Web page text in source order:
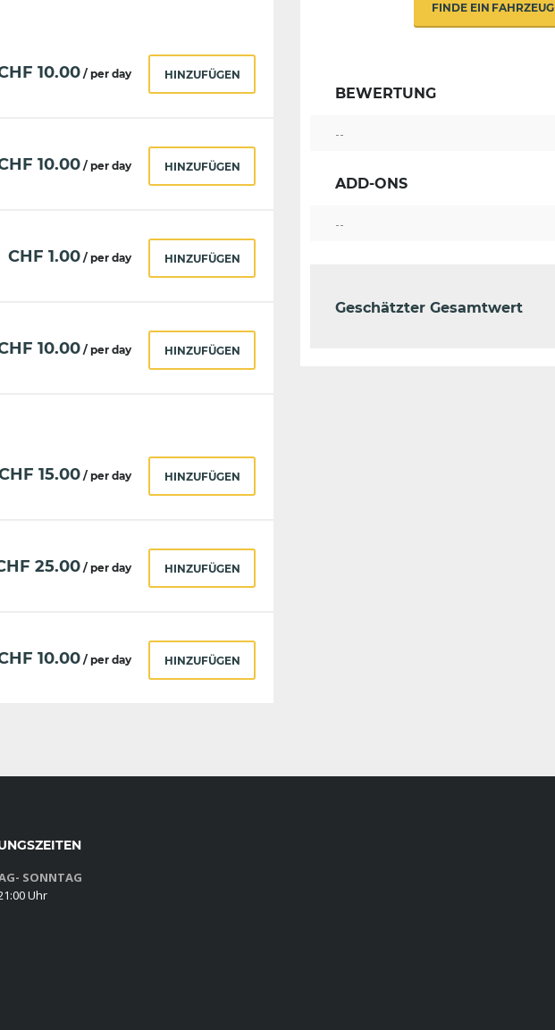
10.00 / per day HINZUFÜGEN
10.00 / per day HINZUFÜGEN
CHF 1.00 / per day HINZUFÜGEN
10.00 / per day HINZUFÜGEN
15.00 / per day HINZUFÜGEN
25.00 / per day HINZUFÜGEN
10.00 / per day HINZUFÜGEN
FINDE EIN FAHRZEUG
BEWERTUNG
--
ADD-ONS
--
Geschätzter Gesamtwert
SONNTAG
Uhr